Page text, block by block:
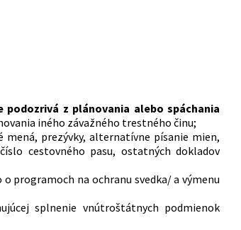
z plánovania alebo spáchania
iného závažného trestného činu;
mená, prezývky, alternatívne písanie mien,
cestovného pasu, ostatných dokladov
programoch na ochranu svedka/ a výmenu
splnenie vnútroštátnych podmienok